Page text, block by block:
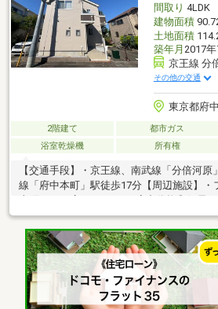
間取り 4LDK
建物面積
土地面積
築年月 2017
京王線 分
その他の交通
東京都府
2階建て 都市ガス
浴室乾燥機
所有権
【交通手段】・京王線、南武線「分倍河
線「府中本町」駅徒歩17分【周辺施設】・
トアミナノ分倍河原店まで940m【その他
可、浴室乾燥機、前道６ｍ以上、シャワ
キッチン、２階建、システムキッチン、全
坦、和室、床下収納、浴室に窓、ＴＶモ
西向き、ウォークインクローゼット、都市